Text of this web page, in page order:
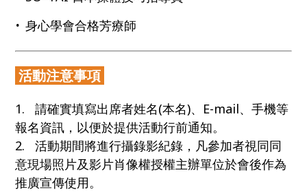
‧身心學會合格芳療師
活動注意事項
1. 請確實填寫出席者姓名(本名)、E-mail、手機等
報名資訊，以便於提供活動行前通知。
2. 活動期間將進行攝錄影紀錄，凡參加者視同同
意現場照片及影片肖像權授權主辦單位於會後作為
推廣宣傳使用。